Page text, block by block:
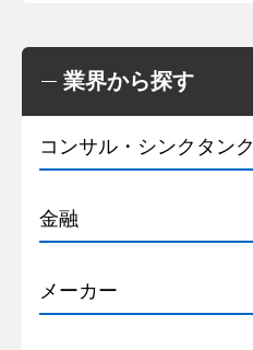
業界から探す
コンサル・シンクタンク
金融
メーカー